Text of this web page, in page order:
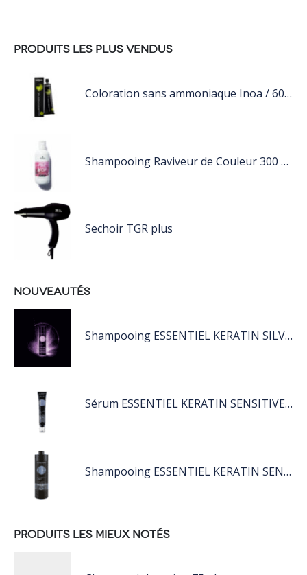
PRODUITS LES PLUS VENDUS
Coloration sans ammoniaque Inoa / 60ML
Shampooing Raviveur de Couleur 300 ml Rose de Schwarzkopf Professional
Sechoir TGR plus
NOUVEAUTÉS
Shampooing ESSENTIEL KERATIN SILVER 250ML
Sérum ESSENTIEL KERATIN SENSITIVE 40 ML
Shampooing ESSENTIEL KERATIN SENSITIVE 1L
PRODUITS LES MIEUX NOTÉS